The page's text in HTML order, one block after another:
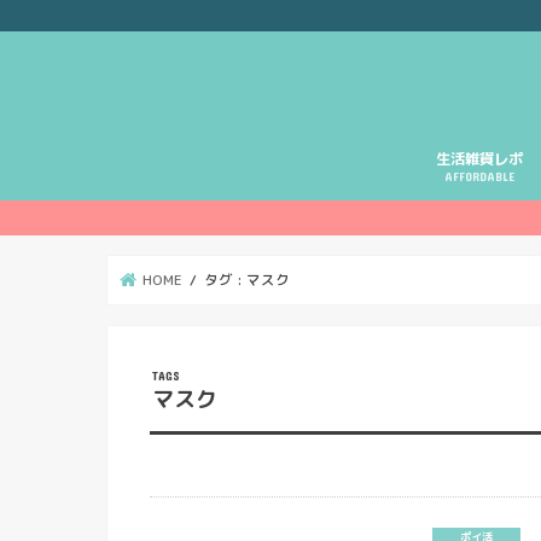
生活雑貨レポ
AFFORDABLE
HOME タグ : マスク
マスク
ポイ活